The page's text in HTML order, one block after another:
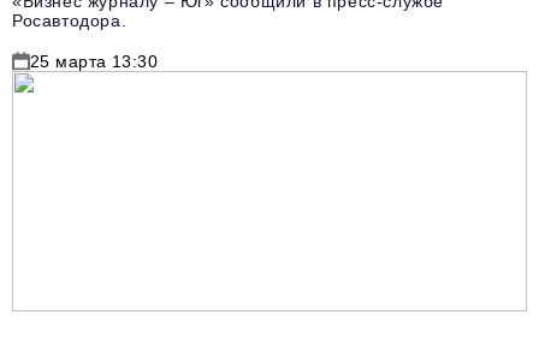
Росавтодора.
25 марта 13:30